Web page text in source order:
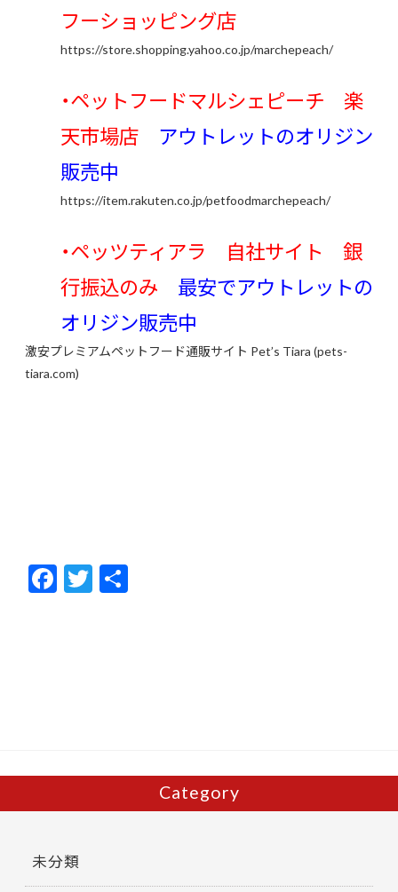
フーショッピング店
https://store.shopping.yahoo.co.jp/marchepeach/
・ペットフードマルシェピーチ 楽
天市場店 アウトレットのオリジン
販売中
https://item.rakuten.co.jp/petfoodmarchepeach/
・ペッツティアラ 自社サイト 銀
行振込のみ 最安でアウトレットの
オリジン販売中
激安プレミアムペットフード通販サイト Pet’s Tiara (pets-
tiara.com)
F
ac
T
w
Category
未分類